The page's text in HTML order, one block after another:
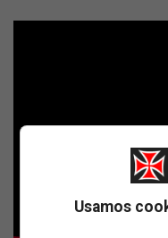
Usamos